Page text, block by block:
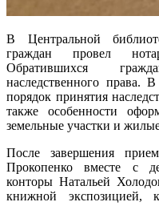
В Центральной
граждан провел
Обратившихся
наследственного права.
порядок принятия
также особенности
земельные участки и
После завершения
Прокопенко вместе с
конторы Натальей
книжной экспозицией,